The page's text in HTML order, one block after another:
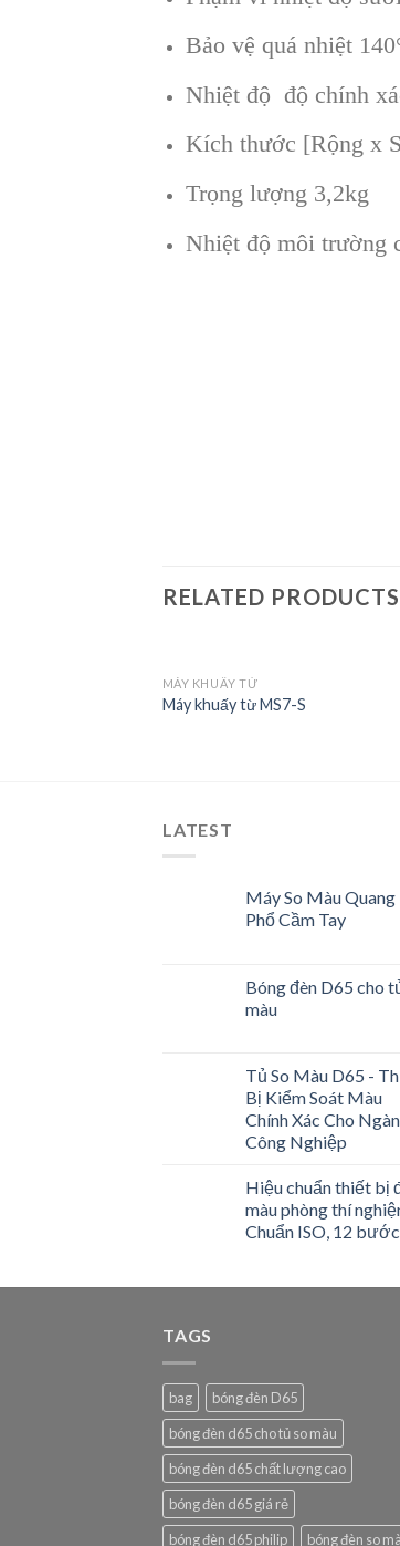
Bảo vệ quá nhiệt
Nhiệt độ độ chính
Kích thước [Rộng x
Trọng lượng 3,2kg
Nhiệt độ môi trường
RELATED PRODUCTS
MÁY KHUẤY TỪ
Máy khuấy từ MS7-S
LATEST
Máy So Màu Quang
Phổ Cầm Tay
Bóng đèn D65 cho
màu
Tủ So Màu D65 -
Bị Kiểm Soát Màu
Chính Xác Cho
Công Nghiệp
Hiệu chuẩn thiết bị
màu phòng thí
Chuẩn ISO, 12 bước
TAGS
bag
bóng đèn D65
bóng đèn d65 cho tủ so màu
bóng đèn d65 chất lượng cao
bóng đèn d65 giá rẻ
bóng đèn d65 philip
bóng đèn so